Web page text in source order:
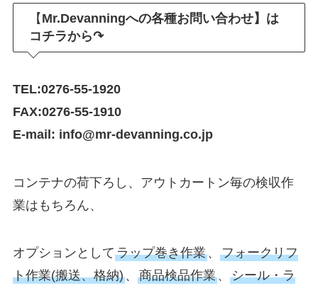
【 Mr.Devanningへの各種お問い合わせ】は
コチラから↷
TEL:0276-55-1920
FAX:0276-55-1910
E-mail: info@mr-devanning.co.jp
コンテナの荷下ろし、アウトカートン毎の検収作
業はもちろん、
オプションとしてラップ巻き作業、 フォークリフ
ト作業(搬送、格納)、 商品検品作業、 シール・ラ